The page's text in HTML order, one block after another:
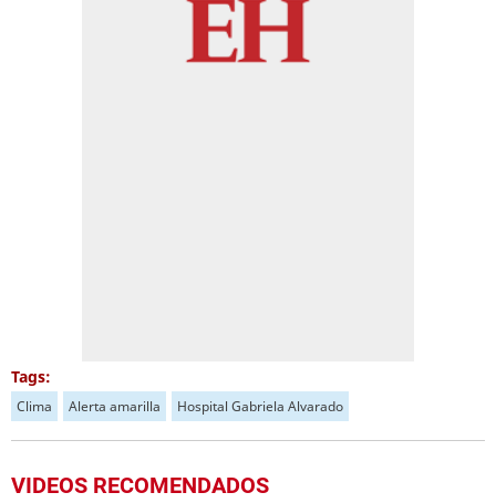
Tags:
Clima Alerta amarilla Hospital Gabriela Alvarado
VIDEOS RECOMENDADOS